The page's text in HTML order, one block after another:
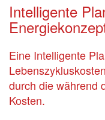
Intelligente
Eine Intelligente
durch die während
Kosten.